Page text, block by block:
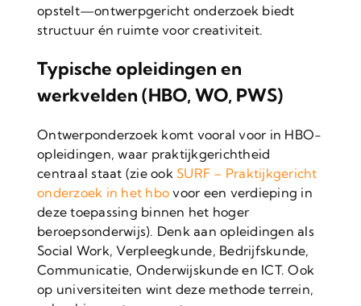
opstelt—ontwerpgericht onderzoek biedt
structuur én ruimte voor creativiteit.
Typische opleidingen en
werkvelden (HBO, WO, PWS)
Ontwerponderzoek komt vooral voor in HBO-
opleidingen, waar praktijkgerichtheid
centraal staat (zie ookSURF – Praktijkgericht
onderzoek in het hbo voor een verdieping in
deze toepassing binnen het hoger
beroepsonderwijs). Denk aan opleidingen als
Social Work, Verpleegkunde, Bedrijfskunde,
Communicatie, Onderwijskunde en ICT. Ook
op universiteiten wint deze methode terrein,